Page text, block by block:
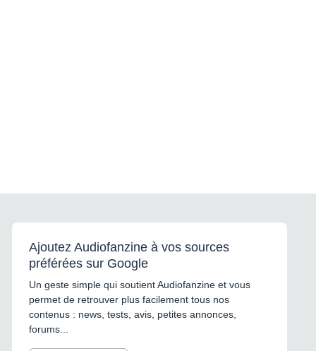
Ajoutez Audiofanzine à vos sources
préférées sur Google
Un geste simple qui soutient Audiofanzine et vous
permet de retrouver plus facilement tous nos
contenus : news, tests, avis, petites annonces,
forums...